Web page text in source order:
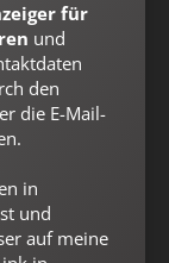
Barrierefreiheit
kündigen
für
und
den
die E-Mail-
in
und
auf meine